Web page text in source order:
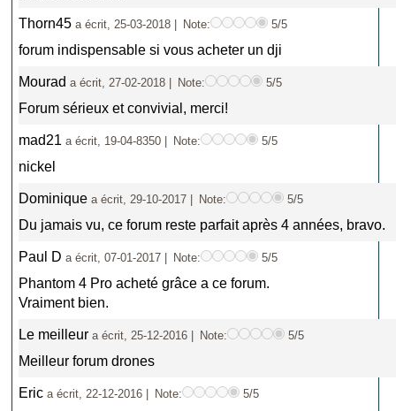
Thorn45a écrit, 25-03-2018 | Note: 5/5
forum indispensable si vous acheter un dji
Mourada écrit, 27-02-2018 | Note: 5/5
Forum sérieux et convivial, merci!
mad21a écrit, 19-04-8350 | Note: 5/5
nickel
Dominiquea écrit, 29-10-2017 | Note: 5/5
Du jamais vu, ce forum reste parfait après 4 années, bravo.
Paul Da écrit, 07-01-2017 | Note: 5/5
Phantom 4 Pro acheté grâce a ce forum.
Vraiment bien.
Le meilleura écrit, 25-12-2016 | Note: 5/5
Meilleur forum drones
Erica écrit, 22-12-2016 | Note: 5/5